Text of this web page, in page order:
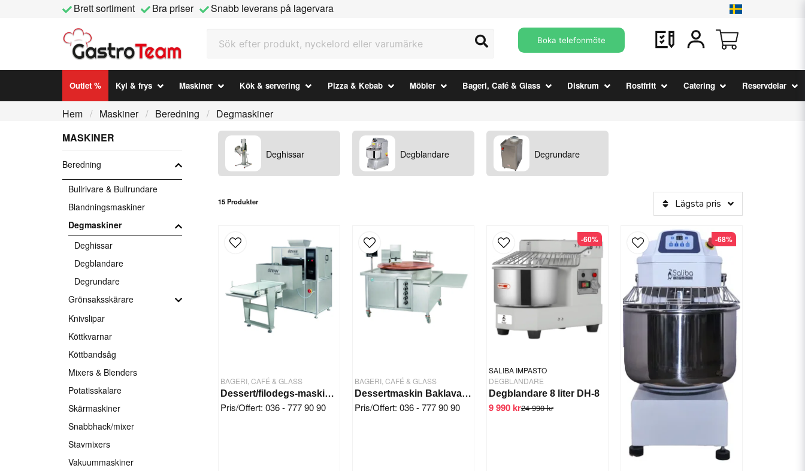
Brett sortiment Bra priser
Snabb leverans på lagervara
Boka telefonmöte
Outlet % Kyl & frys Maskiner Kök & servering Pizza & Kebab Möbler Bageri, Café & Glass Diskrum Rostfritt Catering Reservdelar
Hem Maskiner Beredning
Degmaskiner
MASKINER
Beredning
Bullrivare & Bullrundare
Blandningsmaskiner
Degmaskiner
Deghissar
Degblandare
Degrundare
Grönsaksskärare
Knivslipar
Köttkvarnar
Köttbandsåg
Mixers & Blenders
Potatisskalare
Skärmaskiner
Snabbhack/mixer
Stavmixers
Vakuummaskiner
Deghissar Degblandare Degrundare
15 Produkter Lägsta pris
BAGERI, CAFÉ & GLASS
Dessert/filodegs-maskin Baklava
Pris/Offert: 036 - 777 90 90
BAGERI, CAFÉ & GLASS
Dessertmaskin Baklava/Kadaifi 10-15 kg
Pris/Offert: 036 - 777 90 90
SALIBA IMPASTO
DEGBLANDARE
Degblandare 8 liter DH-8
24 990 kr
9 990 kr
-60% -68%